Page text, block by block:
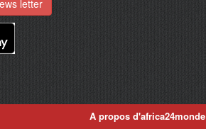
letter
A propos d'africa24monde